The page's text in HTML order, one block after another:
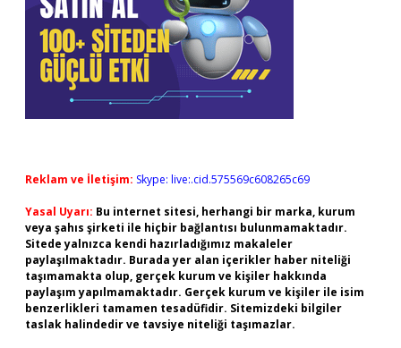
Reklam ve İletişim: Skype: live:.cid.575569c608265c69
Yasal Uyarı: Bu internet sitesi, herhangi bir marka, kurum
veya şahıs şirketi ile hiçbir bağlantısı bulunmamaktadır.
Sitede yalnızca kendi hazırladığımız makaleler
paylaşılmaktadır. Burada yer alan içerikler haber niteliği
taşımamakta olup, gerçek kurum ve kişiler hakkında
paylaşım yapılmamaktadır. Gerçek kurum ve kişiler ile isim
benzerlikleri tamamen tesadüfidir. Sitemizdeki bilgiler
taslak halindedir ve tavsiye niteliği taşımazlar.